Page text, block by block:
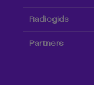
Radiogids
Partners